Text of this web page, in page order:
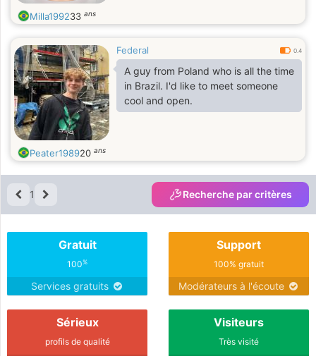
Milla199233 ans
Federal 0.4
A guy from Poland who is all the time
in Brazil. I'd like to meet someone
cool and open.
Peater198920 ans
1 Recherche par critères
Gratuit
100%
Services gratuits
Support
100% gratuit
Modérateurs à l'écoute
Sérieux
profils de qualité
Visiteurs
Très visité